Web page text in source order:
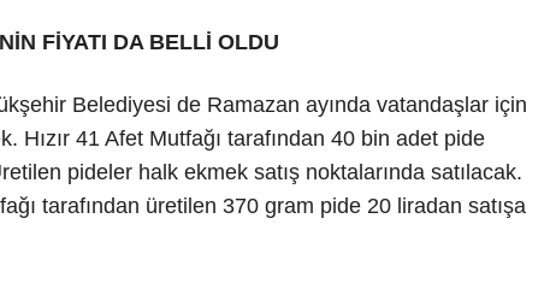
FİYATI DA BELLİ OLDU
Belediyesi de Ramazan ayında vatandaşlar için
Hızır 41 Afet Mutfağı tarafından 40 bin adet pide
pideler halk ekmek satış noktalarında satılacak.
tarafından üretilen 370 gram pide 20 liradan satışa